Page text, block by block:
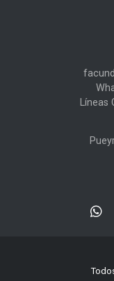
Líneas